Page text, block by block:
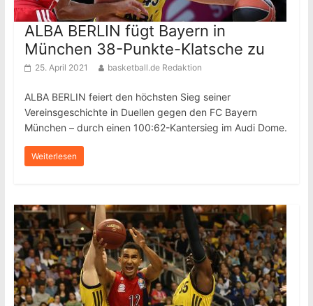
ALBA BERLIN fügt Bayern in
München 38-Punkte-Klatsche zu
25. April 2021 basketball.de Redaktion
ALBA BERLIN feiert den höchsten Sieg seiner
Vereinsgeschichte in Duellen gegen den FC Bayern
München – durch einen 100:62-Kantersieg im Audi Dome.
Weiterlesen